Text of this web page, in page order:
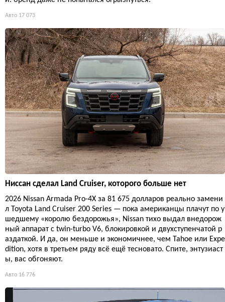
Авто 17 073
Ниссан сделал Land Cruiser, которого больше нет
2026 Nissan Armada Pro-4X за 81 675 долларов реально замени
л Toyota Land Cruiser 200 Series — пока американцы плачут по у
шедшему «королю бездорожья», Nissan тихо выдал внедорож
ный аппарат с twin-turbo V6, блокировкой и двухступенчатой р
аздаткой. И да, он меньше и экономичнее, чем Tahoe или Expe
dition, хотя в третьем ряду всё ещё тесновато. Спите, энтузиаст
ы, вас обгоняют.
Авто 16 776